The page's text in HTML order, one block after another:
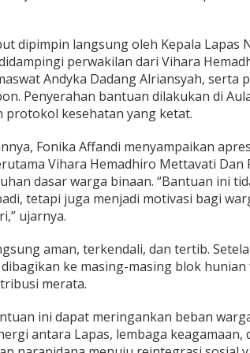
dipimpin langsung oleh Kepala Lapas
perwakilan dari Vihara
Andyka Dadang Alriansyah, serta
Penyerahan bantuan dilakukan di
protokol kesehatan yang ketat.
Fonika Affandi menyampaikan
Vihara Hemadhiro Mettavati Dan
dasar warga binaan. “Bantuan ini
tetapi juga menjadi motivasi bagi
ujarnya.
aman, terkendali, dan tertib.
ke masing-masing blok
merata.
ini dapat meringankan beban
antara Lapas, lembaga keagamaan,